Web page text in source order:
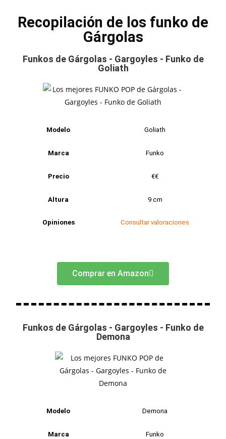
Recopilación de los funko de
Gárgolas
Funkos de Gárgolas - Gargoyles - Funko de
Goliath
Modelo Goliath
Marca Funko
Precio €€
Altura 9 cm
Opiniones Consultar valoraciones
Comprar en Amazon
Funkos de Gárgolas - Gargoyles - Funko de
Demona
Modelo Demona
Marca Funko